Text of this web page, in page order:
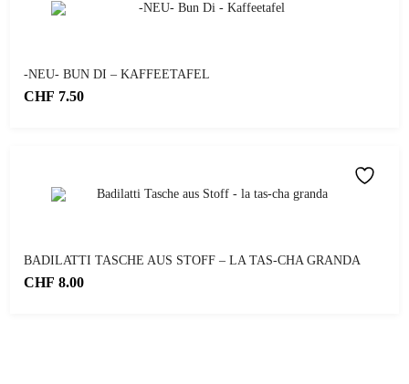
-NEU- BUN DI – KAFFEETAFEL
CHF 7.50
BADILATTI TASCHE AUS STOFF – LA TAS-CHA GRANDA
CHF 8.00